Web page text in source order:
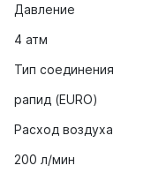
Давление
4 атм
Тип соединения
рапид (EURO)
Расход воздуха
200 л/мин